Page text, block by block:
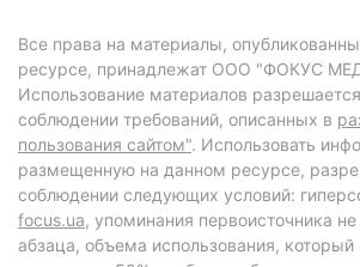
Все права на материалы,
ресурсе, принадлежат ООО "ФОКУС
Использование материалов
соблюдении требований, описанных в
пользования сайтом". Использовать
размещенную на данном ресурсе,
соблюдении следующих условий:
focus.ua, упоминания первоисточника
абзаца, объема использования,